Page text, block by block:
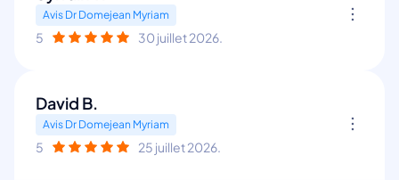
Avis Dr Domejean Myriam
5 30 juillet 2026.
David B.
Avis Dr Domejean Myriam
5 25 juillet 2026.